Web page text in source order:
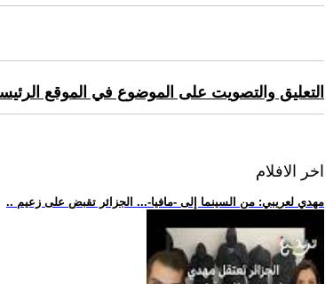
التعليق والتصويت على الموضوع في الموقع
اخر الافلام
.. مهدي لعريبي: من السينما إلى -مافيا-... الجزائر تقبض على زعيم